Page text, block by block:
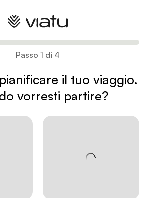
Passo 1 di 4
il tuo viaggio.
vorresti partire?